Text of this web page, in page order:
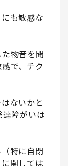
も敏感な
物音を聞
で、チク
ないかと
障がいは
特に自閉
関しては